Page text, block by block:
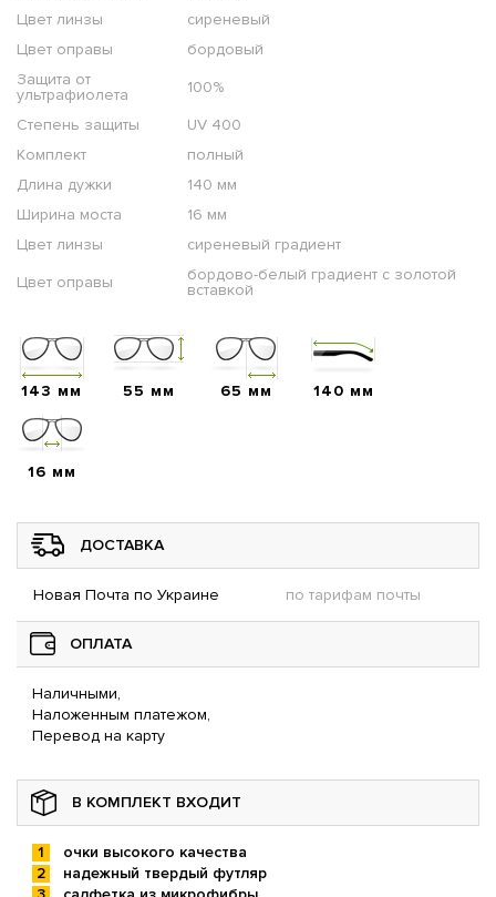
Цвет линзы
сиреневый
Цвет оправы
бордовый
Защита от
ультрафиолета
100%
Степень защиты
UV 400
Комплект
полный
Длина дужки
140 мм
Ширина моста
16 мм
Цвет линзы
сиреневый градиент
Цвет оправы
бордово-белый градиент с золотой
вставкой
143 мм 55 мм 65 мм 140 мм
16 мм
ДОСТАВКА
Новая Почта по Украине по тарифам почты
ОПЛАТА
Наличными,
Наложенным платежом,
Перевод на карту
В КОМПЛЕКТ ВХОДИТ
очки высокого качества
надежный твердый футляр